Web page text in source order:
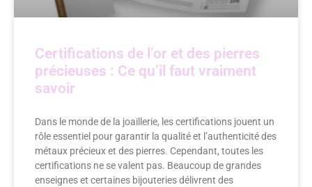
Certifications de l’or et des pierres
précieuses : Ce qu’il faut vraiment
savoir
Dans le monde de la joaillerie, les certifications jouent un
rôle essentiel pour garantir la qualité et l’authenticité des
métaux précieux et des pierres. Cependant, toutes les
certifications ne se valent pas. Beaucoup de grandes
enseignes et certaines bijouteries délivrent des